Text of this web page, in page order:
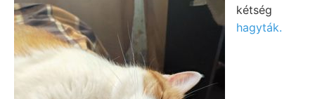
kétség
hagyták.